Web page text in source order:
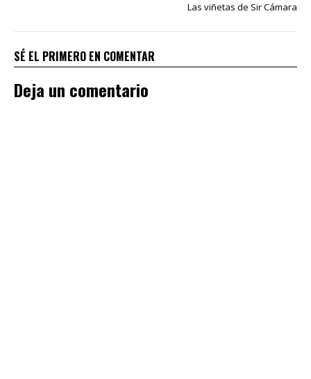
Las viñetas de Sir Cámara
SÉ EL PRIMERO EN COMENTAR
Deja un comentario